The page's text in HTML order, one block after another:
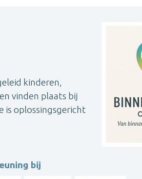
kinderen,
vinden plaats bij
is oplossingsgericht
bij